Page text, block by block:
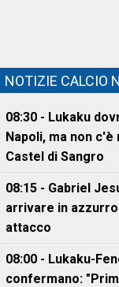
NOTIZIE CALCIO
08:30 - Lukaku
Napoli, ma non
Castel di Sangro
08:15 - Gabriel
arrivare in
attacco
08:00 - Lukaku-
confermano: